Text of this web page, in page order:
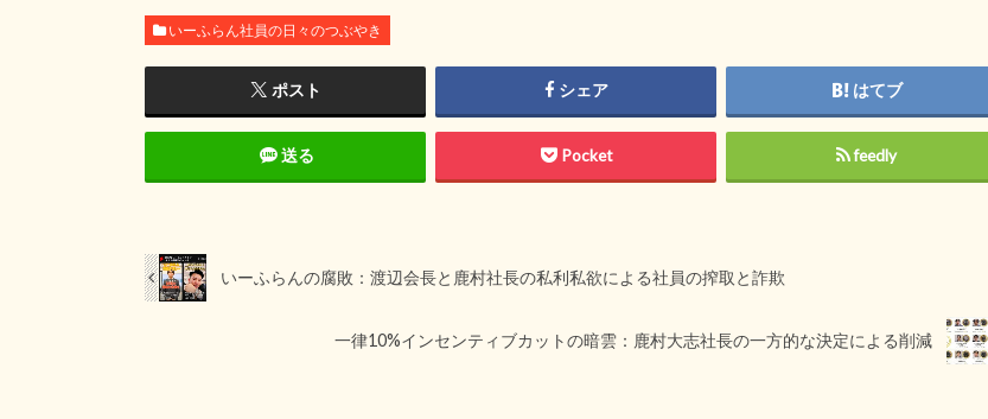
いーふらん社員の日々のつぶやき
ポスト シェア はてブ
送る Pocket feedly
いーふらんの腐敗：渡辺会長と鹿村社長の私利私欲による社員の搾取と詐欺
一律10%インセンティブカットの暗雲：鹿村大志社長の一方的な決定による削減